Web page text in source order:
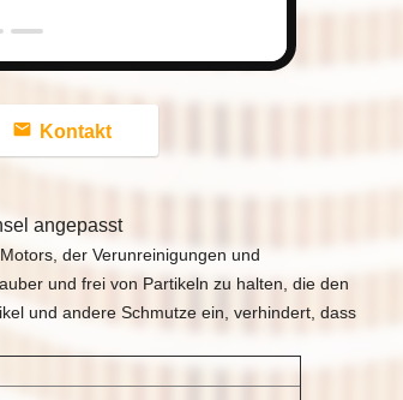
Kontakt
angepasst
der Verunreinigungen und
und frei von Partikeln zu halten, die den
und andere Schmutze ein, verhindert, dass